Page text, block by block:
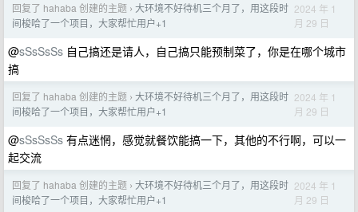
回复了 hahaba 创建的主题 › 大环境不好待机三个月了，用这段时
间梭哈了一个项目，大家帮忙用户+1
2024 年 1
月 29 日
@sSsSsSs 自己搞还是请人，自己搞只能预制菜了，你是在哪个城市
搞
回复了 hahaba 创建的主题 › 大环境不好待机三个月了，用这段时
间梭哈了一个项目，大家帮忙用户+1
2024 年 1
月 29 日
@sSsSsSs 有点迷惘，感觉就餐饮能搞一下，其他的不行啊，可以一
起交流
回复了 hahaba 创建的主题 › 大环境不好待机三个月了，用这段时
间梭哈了一个项目，大家帮忙用户+1
2024 年 1
月 29 日